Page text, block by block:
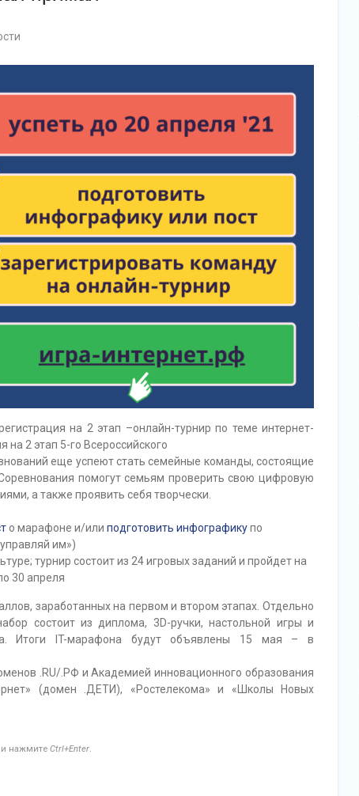
на 2 этап –онлайн-турнир по теме интернет-
на 2 этап 5-го Всероссийского
еще успеют стать семейные команды, состоящие
помогут семьям проверить свою цифровую
а также проявить себя творчески.
о марафоне и/или подготовить инфографикупо
им»)
турнир состоит из 24 игровых заданий и пройдет на
30 апреля
заработанных на первом и втором этапах. Отдельно
состоит из диплома, 3D-ручки, настольной игры и
Итоги IT-марафона будут объявлены 15 мая – в
.RU/.РФ и Академией инновационного образования
(домен .ДЕТИ), «Ростелекома» и «Школы Новых
и нажмите Ctrl+Enter.